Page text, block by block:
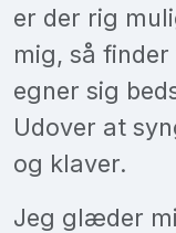
er der rig
mig, så
egner sig
Udover at
og klaver.
Jeg glæder